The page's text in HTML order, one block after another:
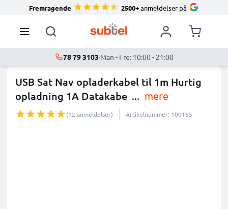
Fremragende 2500+anmeldelser på
78 79 3103·Man - Fre: 10:00 - 21:00
USB Sat Nav opladerkabel til 1m Hurtig
opladning 1A Datakabe ... mere
(12 anmeldelser) Artikelnummer: 100155